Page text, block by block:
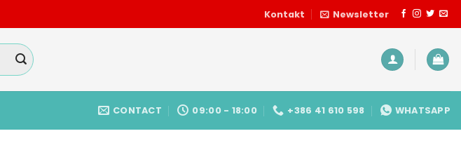
Kontakt Newsletter
CONTACT 09:00 - 18:00 +386 41 610 598 WHATSAPP